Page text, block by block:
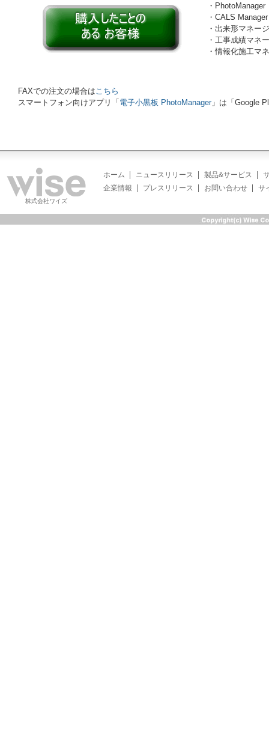
・PhotoManager
・CALS Manager
・出来形マネー
・工事成績マネ
・情報化施工マ
FAXでの注文の場合は こちら
スマートフォン向けアプリ「 電子小黒板 PhotoManager」は「Google
株式会社ワイズ
ホーム ニュースリリース 製品&サービス
企業情報
プレスリリース お問い合わせ サ